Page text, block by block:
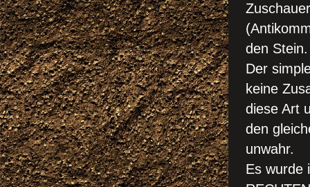
den Stein.
Der
keine
diese Art
den
unwahr.
Es wurde